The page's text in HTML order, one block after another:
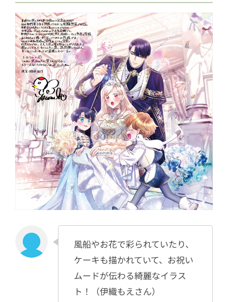
風船やお花で彩られていたり、
ケーキも描かれていて、お祝い
ムードが伝わる綺麗なイラス
ト！（伊織もえさん）